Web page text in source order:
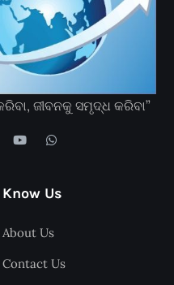
ଜୀବନକୁ ସମୃଦ୍ଧ କରିବା”
Know Us
About Us
Contact Us